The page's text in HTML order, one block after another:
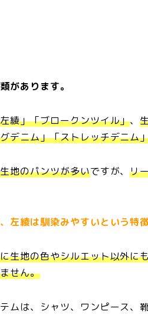
があります。
綾」「ブロークンツイル」、
デニム」「ストレッチデニム
地のパンツが多いですが、リ
左綾は馴染みやすいという特
生地の色やシルエット以外に
せん。
ムは、シャツ、ワンピース、